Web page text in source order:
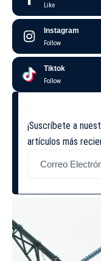
Like
Instagram
Follow
Tiktok
Follow
¡Suscríbete a
artículos más